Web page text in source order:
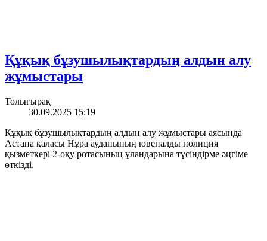
Құқық бұзушылықтардың алдын алу
жұмыстары
Толығырақ
30.09.2025 15:19
Құқық бұзушылықтардың алдын алу жұмыстары аясында
Астана қаласы Нұра ауданының ювеналды полиция
қызметкері 2-оқу ротасының ұландарына түсіндірме әңгіме
өткізді.